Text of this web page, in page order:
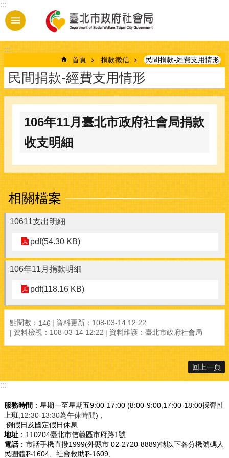
跳到主要內容區塊
:::
:::
首頁 捐款徵信 民間捐款-經費支用情形
民間捐款-經費支用情形
106年11月臺北市政府社會局捐款
收支明細
相關檔案
10611支出明細
pdf(54.30 KB)
106年11月捐款明細
pdf(118.16 KB)
點閱數： 146
資料更新：108-03-14 12:22
資料檢視：108-03-14 12:22
資料維護：臺北市政府社會局
回上一頁
:::
服務時間 ：星期一至星期五9:00-17:00 (8:00-9:00,17:00-18:00採彈性
上班 ,12:30-13:30為午休時間)，
例假日及國定假日休息
地址 ：110204臺北市信義區市府路1號
電話：市話手機直撥1999(外縣市 02-2720-8889)轉以下各分機號碼人
民團體科1604、社會救助科1609、